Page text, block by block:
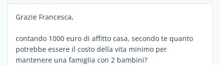
Grazie Francesca,
contando 1000 euro di affitto casa, secondo te quanto
potrebbe essere il costo della vita minimo per
mantenere una famiglia con 2 bambini?